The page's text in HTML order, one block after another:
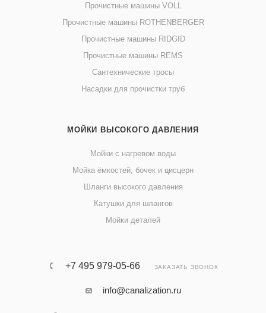
Прочистные машины VOLL
Прочистные машины ROTHENBERGER
Прочистные машины RIDGID
Прочистные машины REMS
Сантехнические тросы
Насадки для прочистки труб
МОЙКИ ВЫСОКОГО ДАВЛЕНИЯ
Мойки с нагревом воды
Мойка ёмкостей, бочек и цисцерн
Шланги высокого давления
Катушки для шлангов
Мойки деталей
+7 495 979-05-66 ЗАКАЗАТЬ ЗВОНОК
info@canalization.ru